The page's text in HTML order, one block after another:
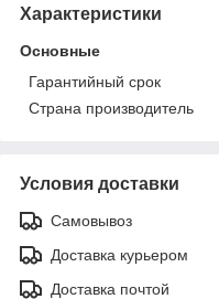
Характеристики
Основные
Гарантийный срок
Страна производитель
Условия доставки
Самовывоз
Доставка курьером
Доставка почтой